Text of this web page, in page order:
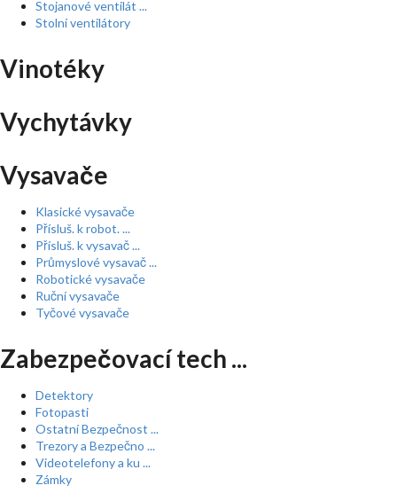
Stojanové ventilát ...
Stolní ventilátory
Vinotéky
Vychytávky
Vysavače
Klasické vysavače
Přísluš. k robot. ...
Přísluš. k vysavač ...
Průmyslové vysavač ...
Robotické vysavače
Ruční vysavače
Tyčové vysavače
Zabezpečovací tech ...
Detektory
Fotopasti
Ostatní Bezpečnost ...
Trezory a Bezpečno ...
Videotelefony a ku ...
Zámky